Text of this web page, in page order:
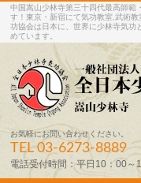
中国嵩山少林寺第三十四代最高師範
す！東京・新宿にて気功教室,武術
功協会は日本に、世界に少林寺気功
めています。
お気軽にお問い合わせください。
TEL03-6273-8889
電話受付時間：平日10：00～